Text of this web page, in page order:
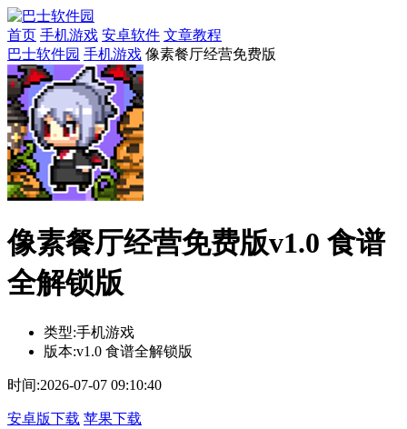
首页 手机游戏 安卓软件 文章教程
巴士软件园 手机游戏 像素餐厅经营免费版
像素餐厅经营免费版v1.0 食谱
全解锁版
类型:手机游戏
版本:v1.0 食谱全解锁版
时间:2026-07-07 09:10:40
安卓版下载 苹果下载